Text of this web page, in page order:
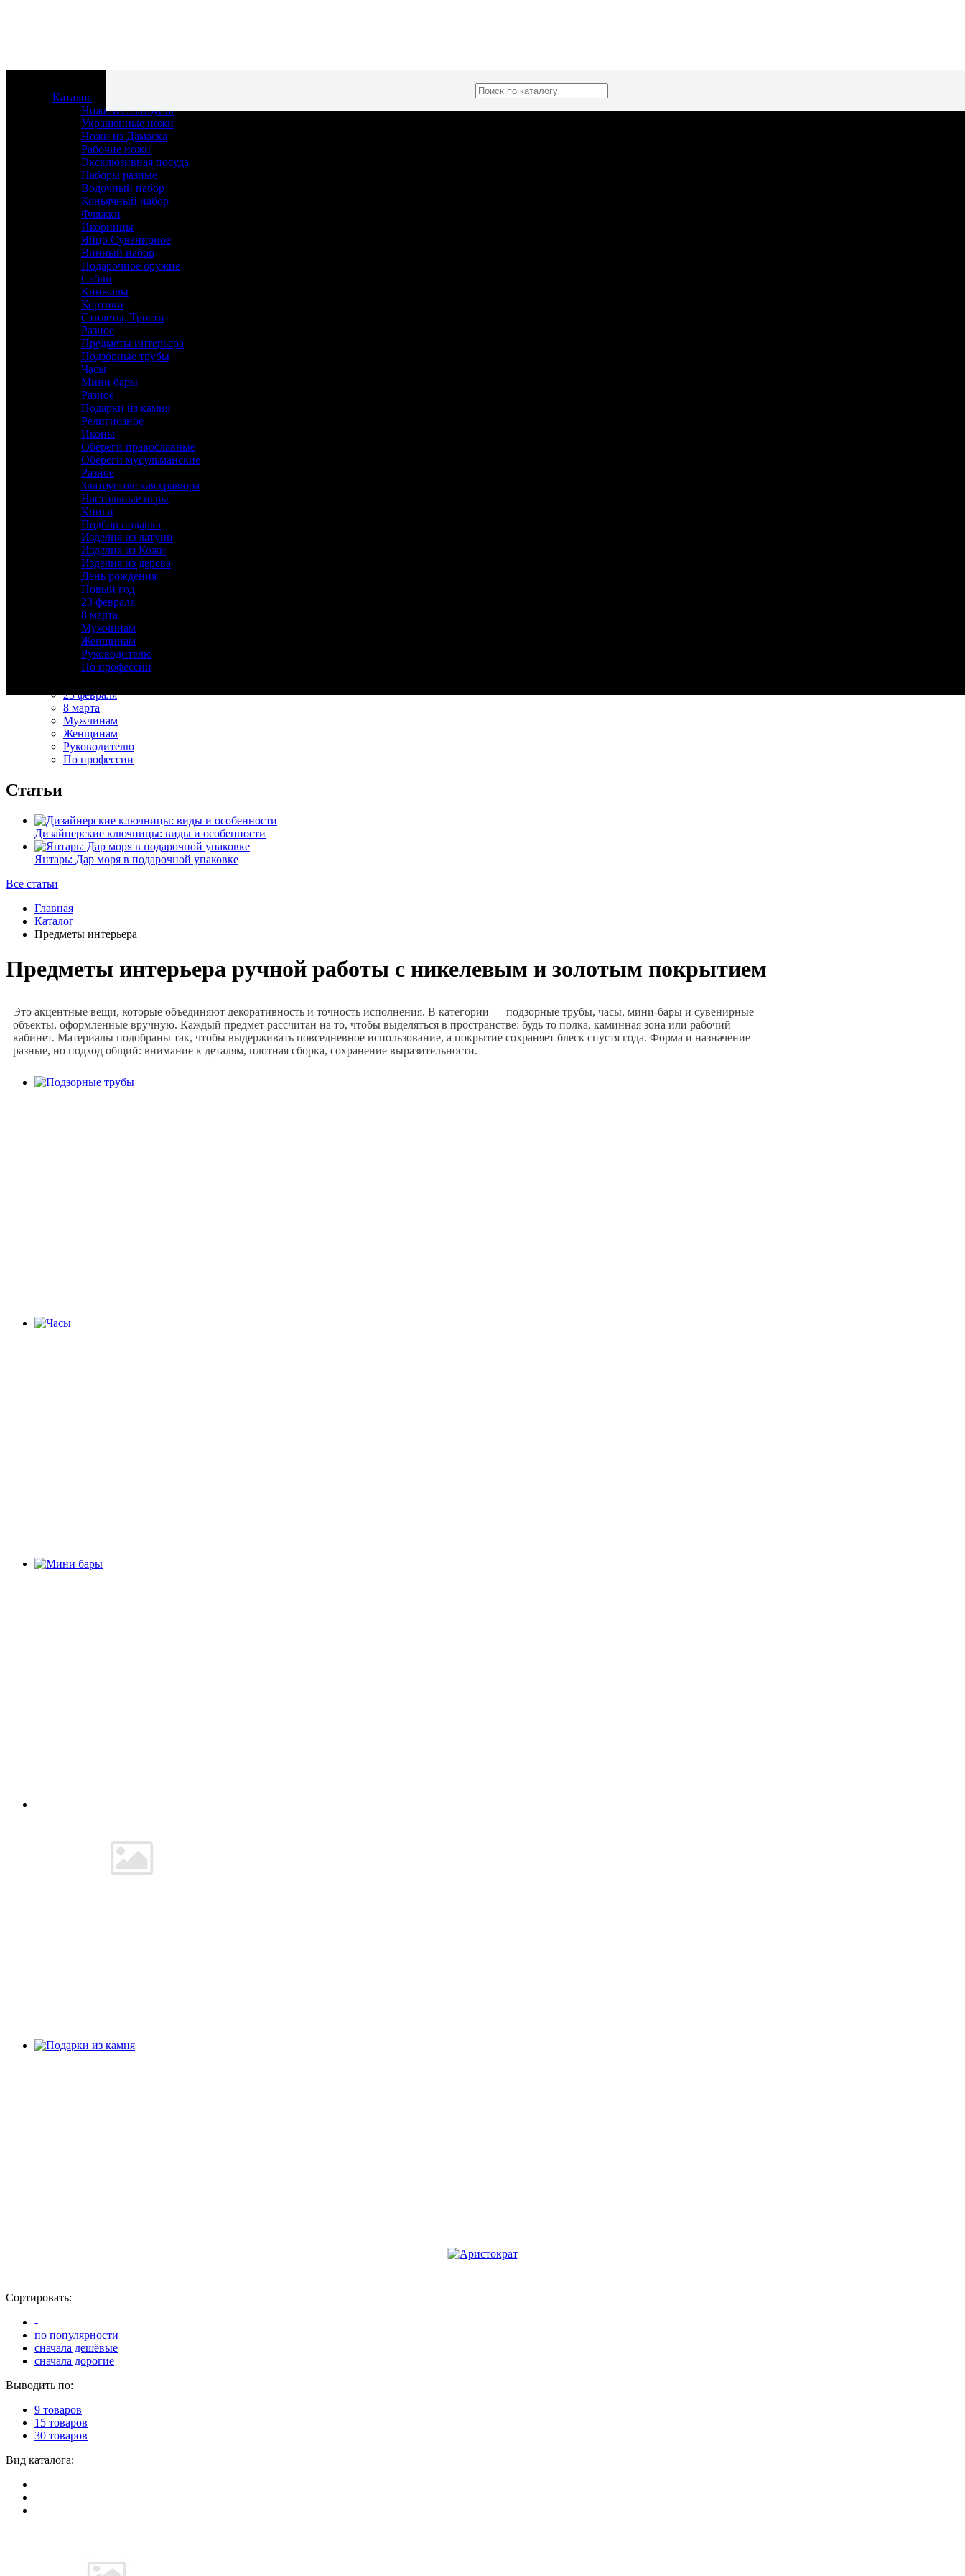
Ножи из Златоуста
Украшенные ножи
Ножи из Дамаска
Рабочие ножи
Эксклюзивная посуда
Наборы разные
Водочный набор
Коньячный набор
Фляжки
Икорницы
Яйцо Сувенирное
Винный набор
Подарочное оружие
Сабли
Кинжалы
Кортики
Стилеты, Трости
Разное
Предметы интерьера
Подзорные трубы
Часы
Мини бары
Разное
Подарки из камня
Религиозное
Иконы
Обереги православные
Обереги мусульманские
Разное
Златоустовская гравюра
Настольные игры
Подбор подарка
Изделия из латуни
Изделия из Кожи
Изделия из дерева
День рождения
23 февраля
8 марта
Мужчинам
Женщинам
Руководителю
По профессии
Статьи
Дизайнерские ключницы: виды и особенности
Янтарь: Дар моря в подарочной упаковке
Все статьи
Главная
Каталог
Предметы интерьера
Предметы интерьера ручной работы с никелевым и золотым покрытием
Это акцентные вещи, которые объединяют декоративность и точность исполнения. В категории — подзорные трубы, часы, мини-бары и сувенирные
объекты, оформленные вручную. Каждый предмет рассчитан на то, чтобы выделяться в пространстве: будь то полка, каминная зона или рабочий
кабинет. Материалы подобраны так, чтобы выдерживать повседневное использование, а покрытие сохраняет блеск спустя года. Форма и назначение —
разные, но подход общий: внимание к деталям, плотная сборка, сохранение выразительности.
Сортировать:
-
по популярности
сначала дешёвые
сначала дорогие
Выводить по:
9 товаров
15 товаров
30 товаров
Вид каталога:
Каталог
Ножи из Златоуста
Украшенные ножи
Ножи из Дамаска
Рабочие ножи
Эксклюзивная посуда
Наборы разные
Водочный набор
Коньячный набор
Фляжки
Икорницы
Яйцо Сувенирное
Винный набор
Подарочное оружие
Сабли
Кинжалы
Кортики
Стилеты, Трости
Разное
Предметы интерьера
Подзорные трубы
Часы
Мини бары
Разное
Подарки из камня
Религиозное
Иконы
Обереги православные
Обереги мусульманские
Разное
Златоустовская гравюра
Настольные игры
Книги
Подбор подарка
Изделия из латуни
Изделия из Кожи
Изделия из дерева
День рождения
Новый год
23 февраля
8 марта
Мужчинам
Женщинам
Руководителю
По профессии